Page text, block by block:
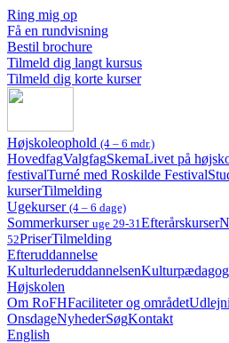
Ring mig op
Få en rundvisning
Bestil brochure
Tilmeld dig langt kursus
Tilmeld dig korte kurser
Højskoleophold (4 – 6 mdr.)
HovedfagValgfagSkemaLivet på
festivalTurné med Roskilde Festival
kurserTilmelding
Ugekurser (4 – 6 dage)
Sommerkurser uge 29-31Efterårskurser
52PriserTilmelding
Efteruddannelse
Kulturlederuddannelsen
Højskolen
Om RoFHFaciliteter og området
OnsdageNyhederSøgKontakt
English